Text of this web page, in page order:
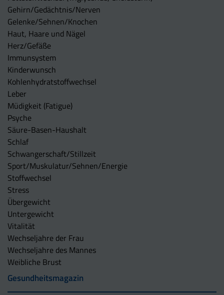
Gehirn/Gedächtnis/Nerven
Gelenke/Sehnen/Knochen
Haut, Haare und Nägel
Herz/Gefäße
Immunsystem
Kinderwunsch
Kohlenhydratstoffwechsel
Leber
Müdigkeit (Fatigue)
Psyche
Säure-Basen-Haushalt
Schlaf
Schwangerschaft/Stillzeit
Sport/Muskulatur/Sehnen/Energie
Stoffwechsel
Stress
Übergewicht
Untergewicht
Vitalität
Wechseljahre der Frau
Wechseljahre des Mannes
Weibliche Brust
Gesundheitsmagazin